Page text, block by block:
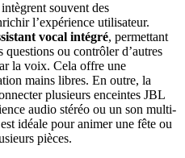
souvent des
l’expérience utilisateur.
vocal intégré, permettant
questions ou contrôler d’autres
la voix. Cela offre une
mains libres. En outre, la
plusieurs enceintes JBL
audio stéréo ou un son multi-
idéale pour animer une fête ou
pièces.